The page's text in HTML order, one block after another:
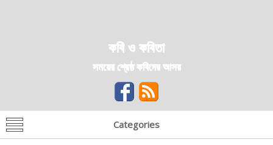
কবি ও কবিতা
সময়ের শ্রেষ্ঠ কবিদের আসর
Categories